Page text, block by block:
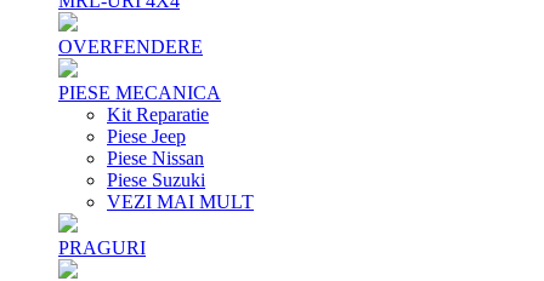
OVERFENDERE
PIESE MECANICA
Kit Reparatie
Piese Jeep
Piese Nissan
Piese Suzuki
VEZI MAI MULT
PRAGURI